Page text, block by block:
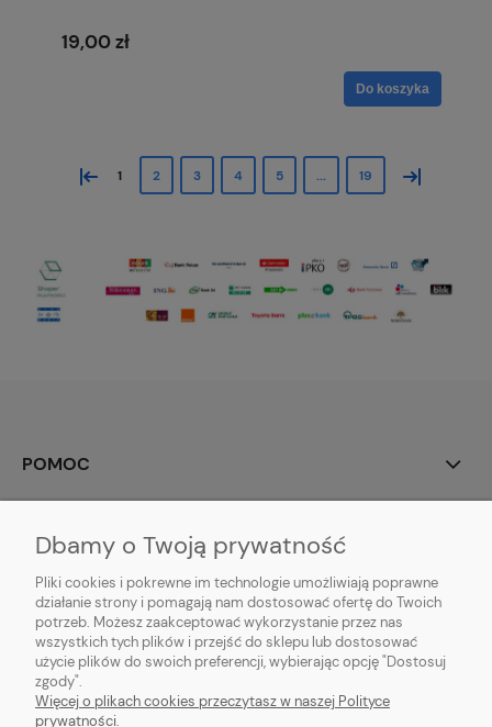
19,00 zł
Do koszyka
« 1 2 3 4 5 ... 19 »
POMOC
PŁATNOŚCI I DOSTAWA
INFORMACJE
O NAS
Dbamy o Twoją prywatność
Pliki cookies i pokrewne im technologie umożliwiają poprawne
działanie strony i pomagają nam dostosować ofertę do Twoich
potrzeb. Możesz zaakceptować wykorzystanie przez nas
wszystkich tych plików i przejść do sklepu lub dostosować
użycie plików do swoich preferencji, wybierając opcję "Dostosuj
zgody".
Więcej o plikach cookies przeczytasz w naszej Polityce
prywatności.